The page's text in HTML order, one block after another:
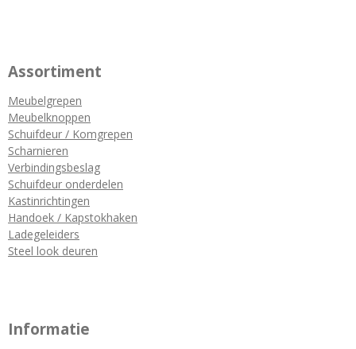
Assortiment
Meubelgrepen
Meubelknoppen
Schuifdeur / Komgrepen
Scharnieren
Verbindingsbeslag
Schuifdeur onderdelen
Kastinrichtingen
Handoek / Kapstokhaken
Ladegeleiders
Steel look deuren
Informatie